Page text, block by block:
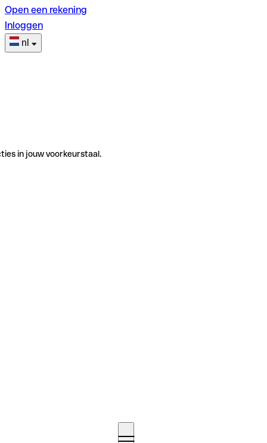
Open een rekening
Inloggen
nl
in jouw voorkeurstaal.